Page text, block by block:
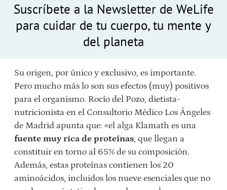
Suscríbete a la Newsletter de WeLife
para cuidar de tu cuerpo, tu mente y
del planeta
Su origen, por único y exclusivo, es importante.
Pero mucho más lo son sus efectos (muy) positivos
para el organismo. Rocío del Pozo, dietista-
nutricionista en el Consultorio Médico Los Ángeles
de Madrid apunta que: «el alga Klamath es una
fuente muy rica de proteínas, que llegan a
constituir en torno al 65% de su composición.
Además, estas proteínas contienen los 20
aminoácidos, incluidos los nueve esenciales que no